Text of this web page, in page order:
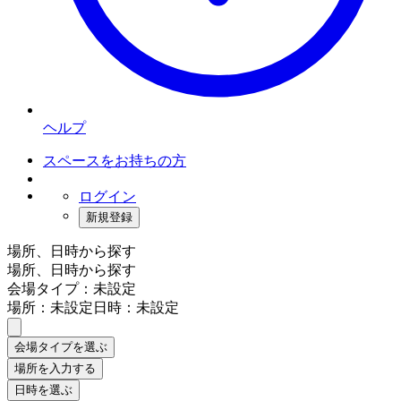
ヘルプ
スペースをお持ちの方
ログイン
新規登録
場所、日時から探す
場所、日時から探す
会場タイプ：未設定
場所：未設定日時：未設定
会場タイプを選ぶ
場所を入力する
日時を選ぶ